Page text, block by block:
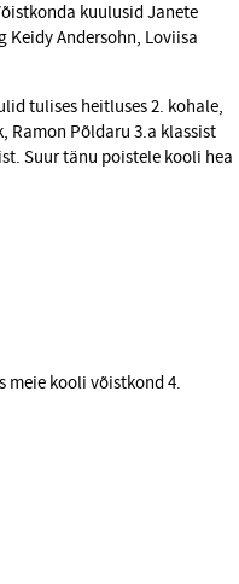
kuulusid Janete
Keidy Andersohn, Loviisa
tulises heitluses 2. kohale,
Ramon Põldaru 3.a klassist
Suur tänu poistele kooli hea
meie kooli võistkond 4.